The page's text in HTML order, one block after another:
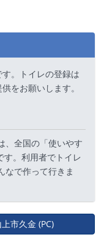
。トイレの登録は
をお願いします。
、全国の「使いやす
。利用者でトイレ
なで作って行きま
市久金 (PC)